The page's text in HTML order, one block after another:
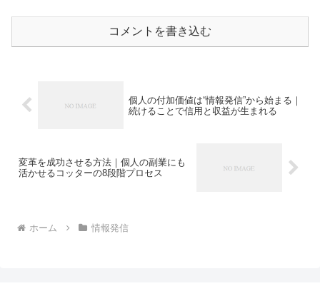
コメントを書き込む
個人の付加価値は“情報発信”から始まる｜
続けることで信用と収益が生まれる
変革を成功させる方法｜個人の副業にも
活かせるコッターの8段階プロセス
ホーム 情報発信